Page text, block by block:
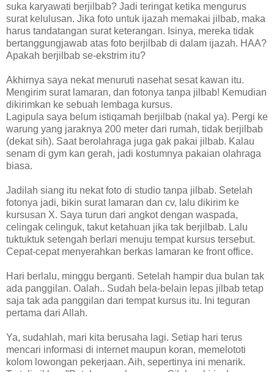
suka karyawati berjilbab? Jadi teringat ketika mengurus
surat kelulusan. Jika foto untuk ijazah memakai jilbab, maka
harus tandatangan surat keterangan. Isinya, mereka tidak
bertanggungjawab atas foto berjilbab di dalam ijazah. HAA?
Apakah berjilbab se-ekstrim itu?
Akhirnya saya nekat menuruti nasehat sesat kawan itu.
Mengirim surat lamaran, dan fotonya tanpa jilbab! Kemudian
dikirimkan ke sebuah lembaga kursus.
Lagipula saya belum istiqamah berjilbab (nakal ya). Pergi ke
warung yang jaraknya 200 meter dari rumah, tidak berjilbab
(dekat sih). Saat berolahraga juga gak pakai jilbab. Kalau
senam di gym kan gerah, jadi kostumnya pakaian olahraga
biasa.
Jadilah siang itu nekat foto di studio tanpa jilbab. Setelah
fotonya jadi, bikin surat lamaran dan cv, lalu dikirim ke
kursusan X. Saya turun dari angkot dengan waspada,
celingak celinguk, takut ketahuan jika tak berjilbab. Lalu
tuktuktuk setengah berlari menuju tempat kursus tersebut.
Cepat-cepat menyerahkan berkas lamaran ke front office.
Hari berlalu, minggu berganti. Setelah hampir dua bulan tak
ada panggilan. Oalah.. Sudah bela-belain lepas jilbab tetap
saja tak ada panggilan dari tempat kursus itu. Ini teguran
pertama dari Allah.
Ya, sudahlah, mari kita berusaha lagi. Setiap hari terus
mencari informasi di internet maupun koran, memelototi
kolom lowongan pekerjaan. Aih, sepertinya ini menarik.